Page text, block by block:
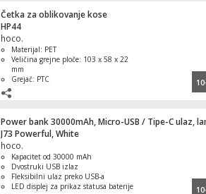
Četka za oblikovanje kose
HP44
hoco.
Materijal: PET
Veličina grejne ploče: 103 x 58 x 22
mm
Grejač: PTC
±10°C)
Memorija temperature: da
Power bank 30000mAh, Micro-USB / Tipe-C ulaz,
J73 Powerful, White
hoco.
Kapacitet od 30000 mAh
Dvostruki USB izlaz
Fleksibilni ulaz preko USB-a
LED displej za prikaz statusa baterije
Prijemnik zemaljski,
HDMI, USB
Torba za laptop 15.6"